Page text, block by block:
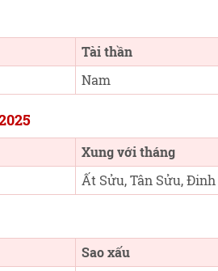
Tài thần
Nam
Xung với tháng
Ất Sửu, Tân Sửu,
Sao xấu